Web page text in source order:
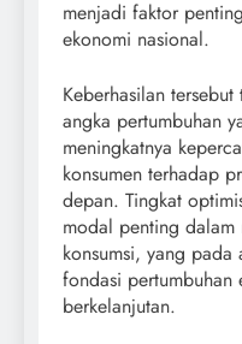
menjadi faktor
ekonomi nasional.
Keberhasilan
angka pertumbuhan
meningkatnya
konsumen terhadap
depan. Tingkat
modal penting dalam
konsumsi, yang pada
fondasi pertumbuhan
berkelanjutan.